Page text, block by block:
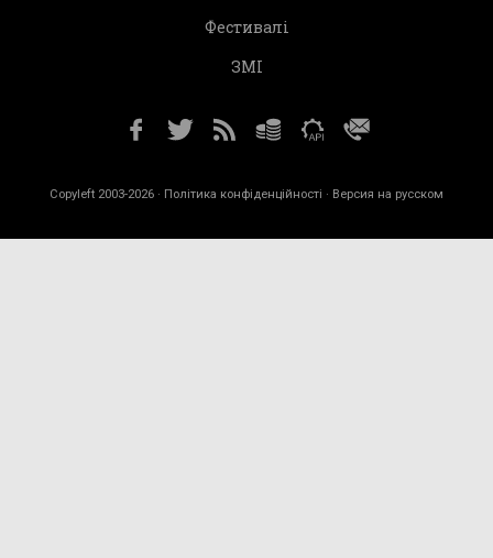
Фестивалі
ЗМІ
Copyleft 2003-2026 · Політика конфіденційності · Версия на русском